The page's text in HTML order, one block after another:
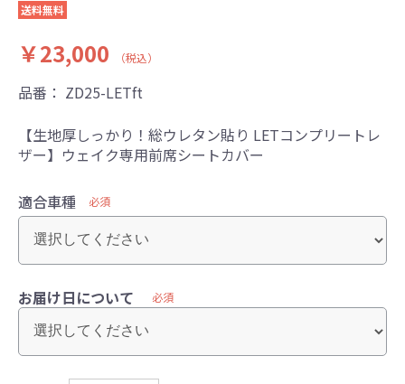
送料無料
￥23,000 （税込）
品番： ZD25-LETft
【生地厚しっかり！総ウレタン貼り LETコンプリートレ
ザー】ウェイク専用前席シートカバー
適合車種 必須
お届け日について 必須